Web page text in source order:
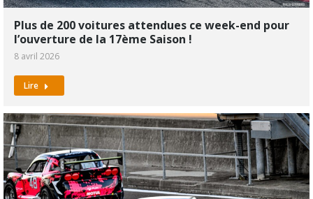
Plus de 200 voitures attendues ce week-end pour
l’ouverture de la 17ème Saison !
8 avril 2026
Lire